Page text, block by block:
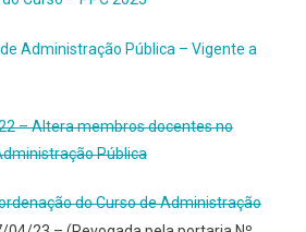
de Administração Pública – Vigente a
– Altera membros docentes no
Pública
do Curso de Administração